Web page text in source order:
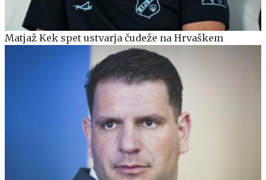
Matjaž Kek spet ustvarja čudeže na Hrvaškem